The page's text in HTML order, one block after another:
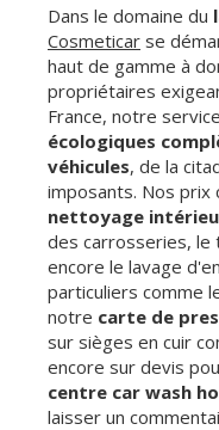
Dans le domaine du
Cosmeticar se
haut de gamme à
propriétaires
France, notre
écologiques
véhicules, de la
imposants. Nos
nettoyage
des carrosseries, le
encore le lavage
particuliers comme
notre carte de
sur sièges en cuir
encore sur devis
centre car wash
laisser un